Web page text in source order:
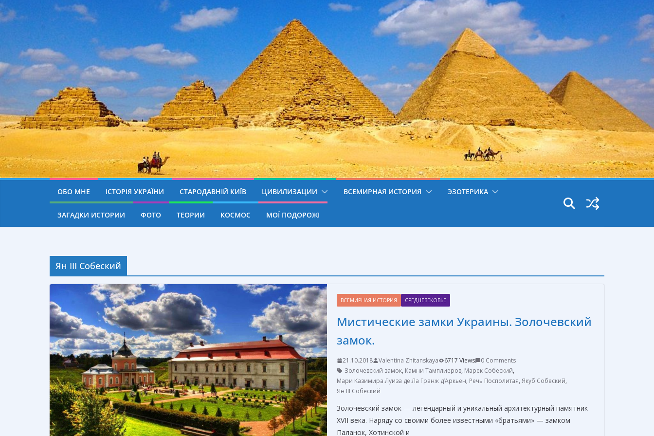
ОБО МНЕ ІСТОРІЯ УКРАЇНИ СТАРОДАВНІЙ КИЇВ ЦИВИЛИЗАЦИИ ВСЕМИРНАЯ ИСТОРИЯ ЭЗОТЕРИКА
ЗАГАДКИ ИСТОРИИ ФОТО ТЕОРИИ КОСМОС МОЇ ПОДОРОЖІ
Ян III Собеский
ВСЕМИРНАЯ ИСТОРИЯ СРЕДНЕВЕКОВЬЕ
Мистические замки Украины. Золочевский
замок.
21.10.2018 Valentina Zhitanskaya 6717 Views
0 Comments
Золочевский замок, Камни Тамплиеров, Марек Собеский,
Мари Казимира Луиза де Ла Гранж д’Аркьен, Речь Посполитая, Якуб Собеский,
Ян III Собеский
Золочевский замок — легендарный и уникальный архитектурный памятник
XVII века. Наряду со своими более известными «братьями» — замком
Паланок, Хотинской и